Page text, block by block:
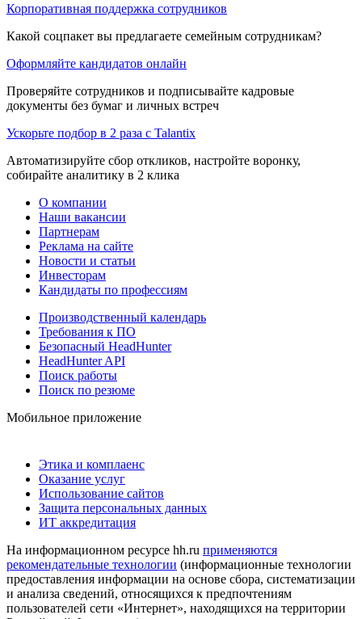
Корпоративная поддержка сотрудников
Какой соцпакет вы предлагаете семейным сотрудникам?
Оформляйте кандидатов онлайн
Проверяйте сотрудников и подписывайте кадровые
документы без бумаг и личных встреч
Ускорьте подбор в 2 раза с Talantix
Автоматизируйте сбор откликов, настройте воронку,
собирайте аналитику в 2 клика
О компании
Наши вакансии
Партнерам
Реклама на сайте
Новости и статьи
Инвесторам
Кандидаты по профессиям
Производственный календарь
Требования к ПО
Безопасный HeadHunter
HeadHunter API
Поиск работы
Поиск по резюме
Мобильное приложение
Этика и комплаенс
Оказание услуг
Использование сайтов
Защита персональных данных
ИТ аккредитация
На информационном ресурсе hh.ru применяются
рекомендательные технологии (информационные технологии
предоставления информации на основе сбора, систематизации
и анализа сведений, относящихся к предпочтениям
пользователей сети «Интернет», находящихся на территории